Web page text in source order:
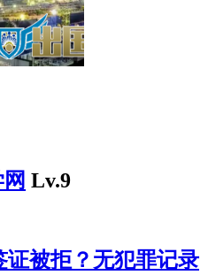
Lv.9
证被拒？无犯罪记录